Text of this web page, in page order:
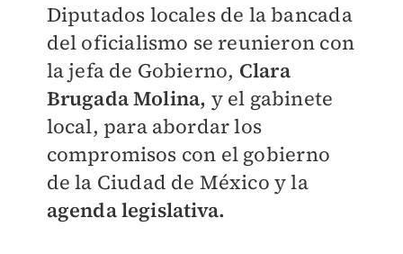
Diputados locales de la bancada
del oficialismo se reunieron con
la jefa de Gobierno, Clara
Brugada Molina, y el gabinete
local, para abordar los
compromisos con el gobierno
de la Ciudad de México y la
agenda legislativa.